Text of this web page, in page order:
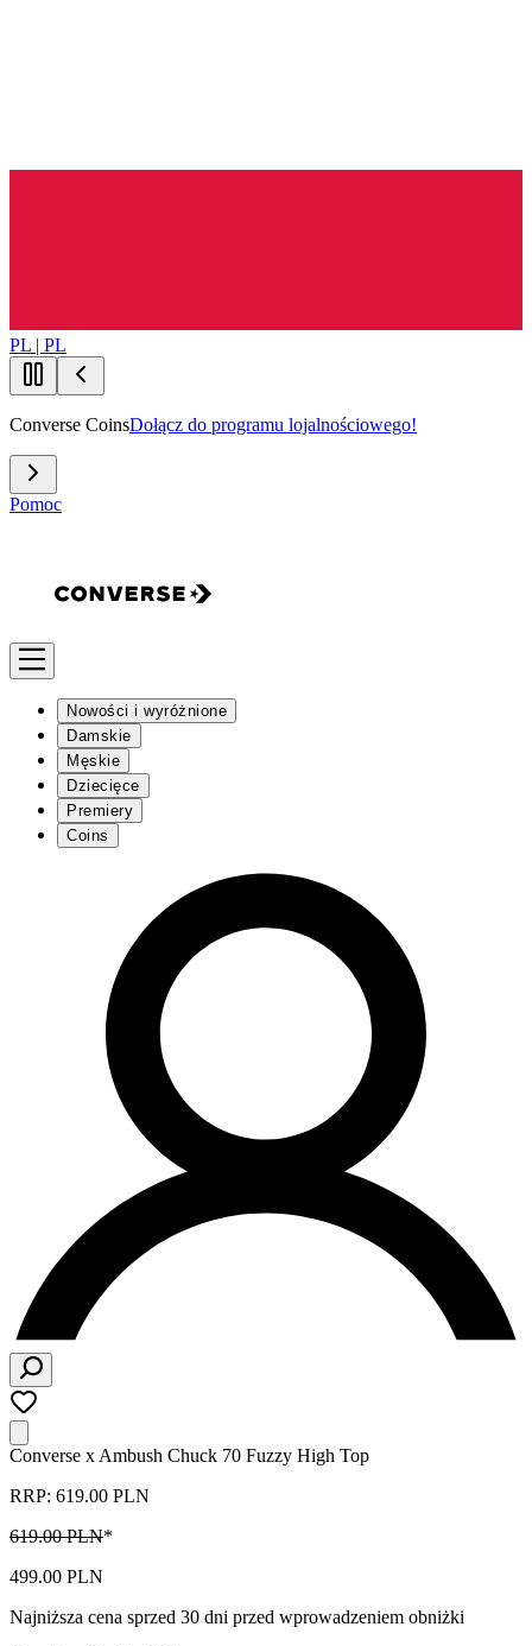
PL | PL
Converse CoinsDołącz do programu lojalnościowego!
Pomoc
Nowości i wyróżnione
Damskie
Męskie
Dziecięce
Premiery
Coins
Converse x Ambush Chuck 70 Fuzzy High Top
RRP: 619.00 PLN
619.00 PLN*
499.00 PLN
Najniższa cena sprzed 30 dni przed wprowadzeniem obniżki